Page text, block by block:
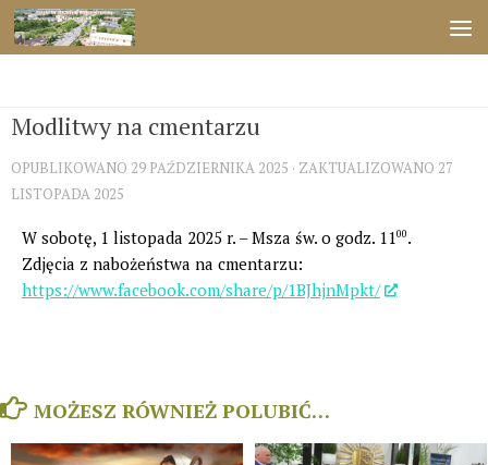
Przejdź do treści
Modlitwy na cmentarzu
OPUBLIKOWANO 29 PAŹDZIERNIKA 2025 · ZAKTUALIZOWANO 27
LISTOPADA 2025
W sobotę, 1 listopada 2025 r. – Msza św. o godz. 1100.
Zdjęcia z nabożeństwa na cmentarzu:
https://www.facebook.com/share/p/1BJhjnMpkt/
MOŻESZ RÓWNIEŻ POLUBIĆ…